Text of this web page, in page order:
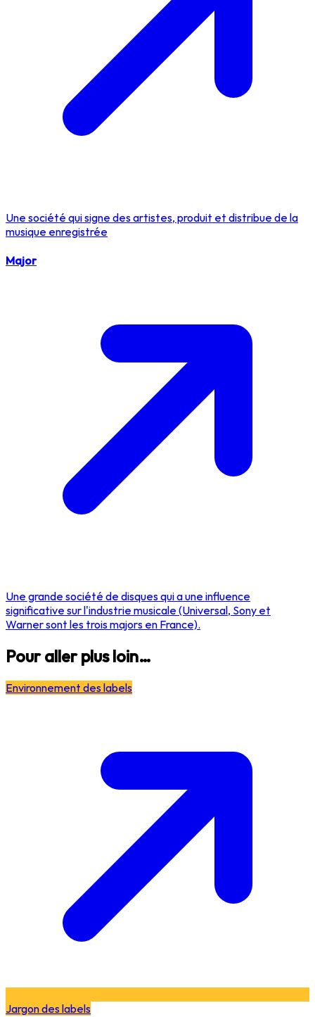
Une société qui signe des artistes, produit et distribue de la
musique enregistrée
Major
Une grande société de disques qui a une influence
significative sur l'industrie musicale (Universal, Sony et
Warner sont les trois majors en France).
Pour aller plus loin…
Environnement des labels
Jargon des labels